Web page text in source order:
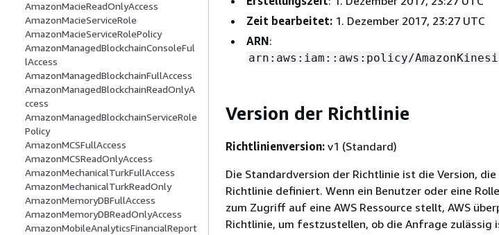
AmazonMacieReadOnlyAccess
AmazonMacieServiceRole
AmazonMacieServiceRolePolicy
AmazonManagedBlockchainConsoleFul
lAccess
AmazonManagedBlockchainFullAccess
AmazonManagedBlockchainReadOnlyA
ccess
AmazonManagedBlockchainServiceRole
Policy
AmazonMCSFullAccess
AmazonMCSReadOnlyAccess
AmazonMechanicalTurkFullAccess
AmazonMechanicalTurkReadOnly
AmazonMemoryDBFullAccess
AmazonMemoryDBReadOnlyAccess
AmazonMobileAnalyticsFinancialReport
Zeit bearbeitet: 1. Dezember 2017, 23:27 UTC
ARN:
arn:aws:iam::aws:policy/
Version der Richtlinie
Richtlinienversion: v1 (Standard)
Die Standardversion der Richtlinie ist die Version,
Richtlinie definiert. Wenn ein Benutzer oder eine
zum Zugriff auf eine AWS Ressource stellt, AWS
Richtlinie, um festzustellen, ob die Anfrage zulässig